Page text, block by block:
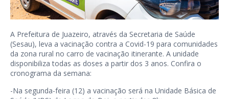
A Prefeitura de Juazeiro, através da Secretaria de Saúde
(Sesau), leva a vacinação contra a Covid-19 para comunidades
da zona rural no carro de vacinação itinerante. A unidade
disponibiliza todas as doses a partir dos 3 anos. Confira o
cronograma da semana:
-Na segunda-feira (12) a vacinação será na Unidade Básica de